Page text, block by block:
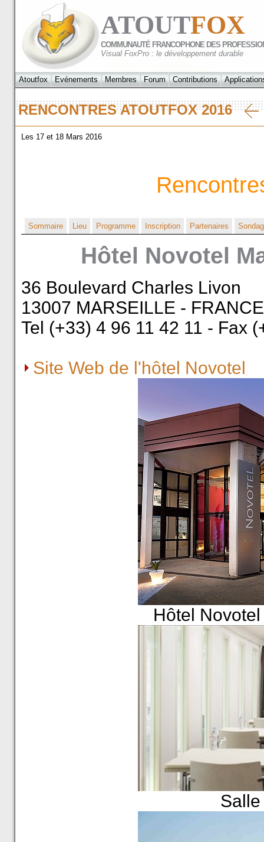
ATOUTFOX
COMMUNAUTÉ FRANCOPHONE DES
Visual FoxPro : le développement durable
Atoutfox Evénements Membres Forum Contributions
RENCONTRES ATOUTFOX 2016
Les 17 et 18 Mars 2016
Sommaire Lieu Programme Inscription Partenaires
Hôtel Novotel
36 Boulevard Charles Livon
13007 MARSEILLE - FRANCE
Tel (+33) 4 96 11 42 11 - Fax
Site Web de l'hôtel Novotel
Hôtel